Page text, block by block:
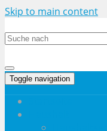
Skip to main content
Toggle navigation